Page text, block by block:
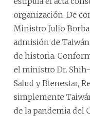
organización. De
Ministro Julio
admisión de
de historia.
el ministro Dr.
Salud y Bienestar,
simplemente
de la pandemia del